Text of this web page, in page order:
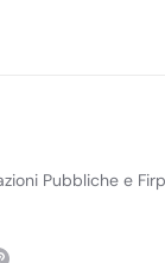
Pubbliche e